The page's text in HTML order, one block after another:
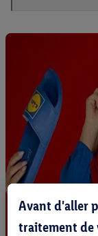
Avant d'aller
traitement de